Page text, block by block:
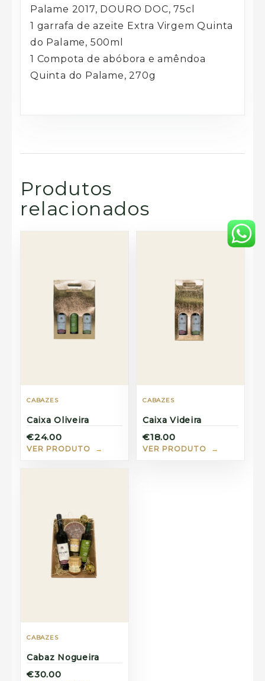
Palame 2017, DOURO DOC, 75cl
1 garrafa de azeite Extra Virgem Quinta
do Palame, 500ml
1 Compota de abóbora e amêndoa
Quinta do Palame, 270g
Produtos
relacionados
CABAZES
Caixa Oliveira
€24.00
VER PRODUTO
CABAZES
Caixa Videira
€18.00
VER PRODUTO
CABAZES
Cabaz Nogueira
€30.00